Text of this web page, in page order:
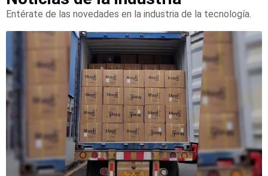
Micro
SDServidores
AplicaciónUnidades
de Estado
Sólido
(SSD)
Software
VMS y
Analíticas
EPCOM
Cloud
HIKVISIONHoneywell Wisenet
Entérate de las novedades en la industria de la tecnología.